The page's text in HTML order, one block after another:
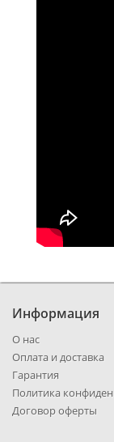
Информация
О нас
Оплата и доставка
Гарантия
Политика
Договор оферты